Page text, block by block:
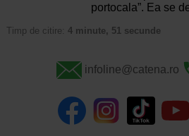
portocala”. Ea se
Timp de citire: 4 minute, 51 secunde
infoline@catena.ro